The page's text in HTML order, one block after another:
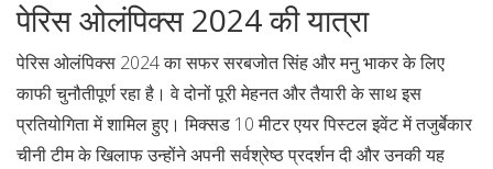
पेरिस ओलंपिक्स 2024 की यात्रा
पेरिस ओलंपिक्स 2024 का सफर सरबजोत सिंह और मनु भाकर के लिए
काफी चुनौतीपूर्ण रहा है। वे दोनों पूरी मेहनत और तैयारी के साथ इस
प्रतियोगिता में शामिल हुए। मिक्सड 10 मीटर एयर पिस्टल इवेंट में तजुर्बेकार
चीनी टीम के खिलाफ उन्होंने अपनी सर्वश्रेष्ठ प्रदर्शन दी और उनकी यह